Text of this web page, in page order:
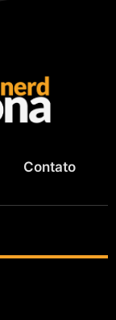
Contato